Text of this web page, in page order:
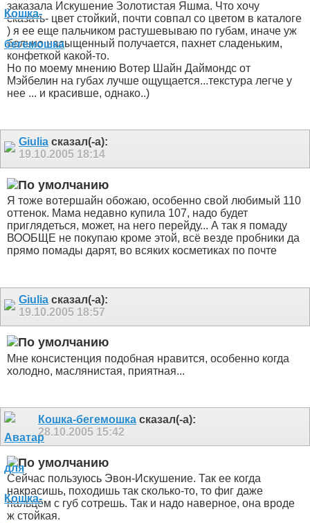
заказала Искушение Золотистая Яшма. Что хочу
сказать- цвет стойкий, почти совпал со цветом в каталоге
) я ее еще пальчиком растушевываю по губам, иначе уж
больно насыщенный получается, пахнет сладеньким,
конфеткой какой-то.
Но по моему мнению Вотер Шайн Даймондс от
Мэйбелин на губах лучше ощущается...текстура легче у
нее ... и красивше, однако..)
Giulia сказал(-а):
19.10.2005 18:14
Я тоже вотершайн обожаю, особенно свой любимый 110
оттенок. Мама недавно купила 107, надо будет
приглядеться, может, на него перейду... А так я помаду
ВООБЩЕ не покупаю кроме этой, всё везде пробники да
прямо помады дарят, во всяких косметиках по почте
Giulia сказал(-а):
19.10.2005 18:57
Мне консистенция подобная нравится, особенно когда
холодно, маслянистая, приятная...
Кошка-бегемошка сказал(-а):
28.10.2005 15:42
Сейчас пользуюсь Эвон-Искушение. Так ее когда
накрасишь, походишь так сколько-то, то фиг даже
пальцем с губ сотрешь. Так и надо наверное, она вроде
ж стойкая.